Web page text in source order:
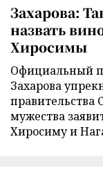
Захарова:
назвать
Хиросимы
Официальный
Захарова
правительства
мужества
Хиросиму и